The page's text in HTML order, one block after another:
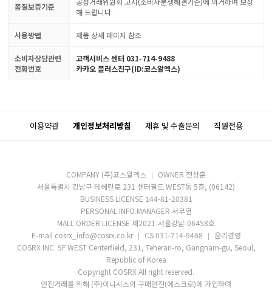
품질보증기준
해 드립니다.
사용방법 제품 상세 페이지 참조
소비자상담관련
전화번호
고객서비스 센터 031-714-9488
카카오 플러스친구(ID:코스알엑스)
이용약관 개인정보처리방침 제휴 및 수출문의 직원전용
COMPANY (주)코스알엑스
OWNER 전상훈
서울특별시 강남구 테헤란로 231 센터필드 WEST동 5층, (06142)
BUSINESS LICENSE 144-81-20381
PERSONAL INFO.MANAGER 서무열
MALL ORDER LICENSE 제2021-서울강남-06458호
E-mail cosrx_info@cosrx.co.kr
CS 031-714-9488
윤리경영
COSRX INC. 5F WEST Centerfield, 231, Teheran-ro, Gangnam-gu, Seoul,
Republic of Korea
Copyright COSRX All right reserved.
안전거래를 위해 (주)이니시스의 구매안전(에스크로)에 가입하여